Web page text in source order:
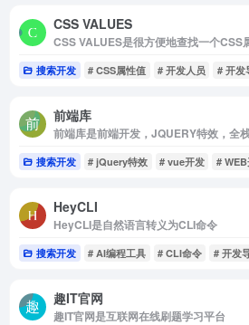
CSS VALUES
搜索开发 # CSS属性值 # 开发人员 # 开发
前端库
前端库是前端开发，JQUERY特效，全
搜索开发 # jQuery特效 # vue开发 #
HeyCLI
HeyCLI是自然语言转义为CLI命令
搜索开发 # AI编程工具 # CLI命令 # 开发
趣IT官网
趣IT官网是互联网在线刷题学习平台